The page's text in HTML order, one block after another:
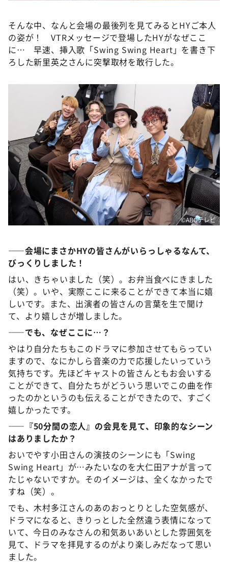
そんな中、なんと会場の最後列を見てみるとHYご本人
の姿が！ VTRメッセージで登場したHYがなぜここ
に… 早速、挿入歌「Swing Swing Heart」を書き下
ろした新里英之さんに突撃取材を敢行した。
©️ABCテレビ
――会場にまさかHYの皆さんがいらっしゃるなんて、
びっくりしました！
はい、きちゃいました（笑）。お弁当食べにきました
（笑）。いや、実際ここに来ることができて本当に嬉
しいです。また、出演者の皆さんの言葉を生で聞け
て、より嬉しさが増しました。
――でも、なぜここに…？
やはり自分たちもこのドラマに参加させてもらってい
ますので、なにかしら音楽の力で応援したいっていう
気持ちです。先ほどキャストの皆さんともお会いする
ことができて、自分たちがどういう思いでこの曲を作
ったのかというのも伝えることができたので、すごく
嬉しかったです。
――『50分間の恋人』の会見を見て、印象的なシーン
はありましたか？
おいでやす小田さんの演技のシーンにも「Swing
Swing Heart」が…みたいなのを大仁田アナが言って
たじゃないですか。そのイメージは、全くなかったで
すね（笑）。
でも、木村多江さんのあのおっとりとした空気感が、
ドラマになると、きりっとした全然違う表情になって
いて、今日のみなさんの和気あいあいとした雰囲気を
見て、ドラマを拝見するのがより楽しみだなって思い
ました。